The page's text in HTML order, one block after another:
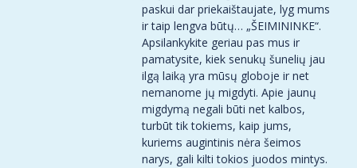
paskui dar priekaištaujate, lyg mums
ir taip lengva būtų… „ŠEIMININKE“.
Apsilankykite geriau pas mus ir
pamatysite, kiek senukų šunelių jau
ilgą laiką yra mūsų globoje ir net
nemanome jų migdyti. Apie jaunų
migdymą negali būti net kalbos,
turbūt tik tokiems, kaip jums,
kuriems augintinis nėra šeimos
narys, gali kilti tokios juodos mintys.